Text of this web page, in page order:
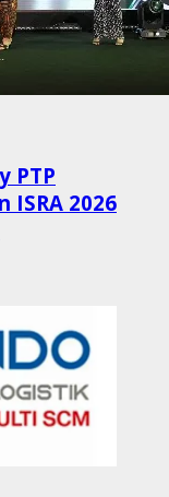
PTP
ISRA 2026